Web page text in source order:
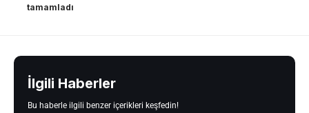
tamamladı
İlgili Haberler
Bu haberle ilgili benzer içerikleri keşfedin!